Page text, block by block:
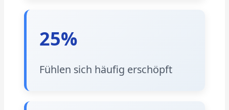
25%
Fühlen sich häufig erschöpft